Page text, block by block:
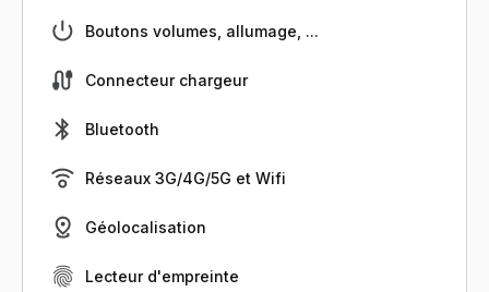
Boutons volumes, allumage, ...
Connecteur chargeur
Bluetooth
Réseaux 3G/4G/5G et Wifi
Géolocalisation
Lecteur d'empreinte